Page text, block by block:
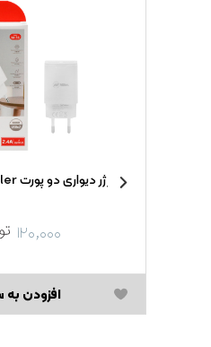
شارژر دیواری دو پورت Miller مدل M-۳۶
۱۲۰,۰۰۰
افزودن به